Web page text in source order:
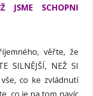
JSME SCHOPNI
věřte, že
SILNĚJŠÍ, NEŽ SI
co ke zvládnutí